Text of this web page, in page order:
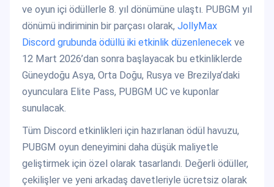
ve oyun içi ödüllerle 8. yıl dönümüne ulaştı. PUBGM yıl
dönümü indiriminin bir parçası olarak, JollyMax
Discord grubunda ödüllü iki etkinlik düzenlenecek ve
12 Mart 2026’dan sonra başlayacak bu etkinliklerde
Güneydoğu Asya, Orta Doğu, Rusya ve Brezilya’daki
oyunculara Elite Pass, PUBGM UC ve kuponlar
sunulacak.
Tüm Discord etkinlikleri için hazırlanan ödül havuzu,
PUBGM oyun deneyimini daha düşük maliyetle
geliştirmek için özel olarak tasarlandı. Değerli ödüller,
çekilişler ve yeni arkadaş davetleriyle ücretsiz olarak